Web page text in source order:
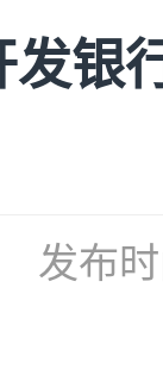
发银
发布